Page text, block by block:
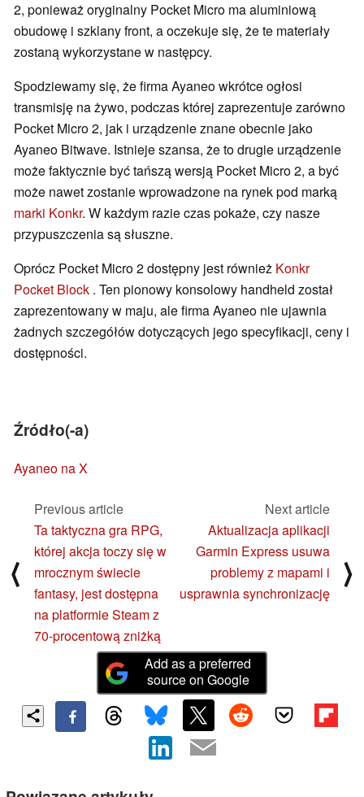
2, ponieważ oryginalny Pocket Micro ma aluminiową
obudowę i szklany front, a oczekuje się, że te materiały
zostaną wykorzystane w następcy.
Spodziewamy się, że firma Ayaneo wkrótce ogłosi
transmisję na żywo, podczas której zaprezentuje zarówno
Pocket Micro 2, jak i urządzenie znane obecnie jako
Ayaneo Bitwave. Istnieje szansa, że to drugie urządzenie
może faktycznie być tańszą wersją Pocket Micro 2, a być
może nawet zostanie wprowadzone na rynek pod marką
marki Konkr. W każdym razie czas pokaże, czy nasze
przypuszczenia są słuszne.
Oprócz Pocket Micro 2 dostępny jest również Konkr
Pocket Block . Ten pionowy konsolowy handheld został
zaprezentowany w maju, ale firma Ayaneo nie ujawnia
żadnych szczegółów dotyczących jego specyfikacji, ceny i
dostępności.
Źródło(-a)
Ayaneo na X
⟨
Previous article
Ta taktyczna gra RPG,
której akcja toczy się w
mrocznym świecie
fantasy, jest dostępna
na platformie Steam z
70-procentową zniżką
Next article
Aktualizacja aplikacji
Garmin Express usuwa
problemy z mapami i
usprawnia synchronizację
⟩
Add as a preferred
source on Google